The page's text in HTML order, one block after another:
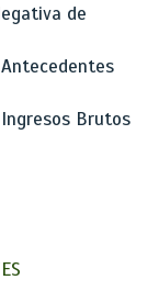
de
Brutos